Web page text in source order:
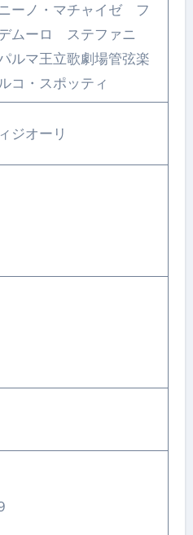
ーノ・マチャイゼ フ
ムーロ ステファニ
ルマ王立歌劇場管弦楽
コ・スポッティ
ジオーリ